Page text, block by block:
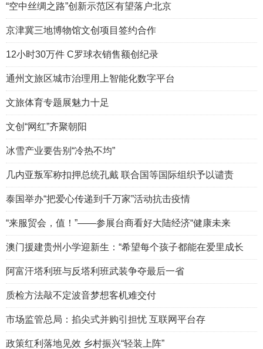
“空中丝绸之路”创新示范区有望落户北京
京津冀三地博物馆文创项目签约合作
12小时30万件 C罗球衣销售额创纪录
通州文旅区城市治理用上智能化数字平台
文旅体育专题展魅力十足
文创“网红”齐聚朝阳
冰雪产业要告别“冷热不均”
几内亚叛军称扣押总统孔戴 联合国等国际组织予以谴责
泰国举办“把爱心传递到千万家”活动抗击疫情
“来服贸会，值！”——参展台商看好大陆经济“健康未来
澳门援建贵州小学迎新生：“希望每个孩子都能在爱里成长
阿富汗塔利班与反塔利班武装争夺最后一省
质检方法敲不定波音梦想客机难交付
市场监管总局：掐尖式并购引担忧 互联网平台存
政策红利落地见效 乡村振兴“轻装上阵”